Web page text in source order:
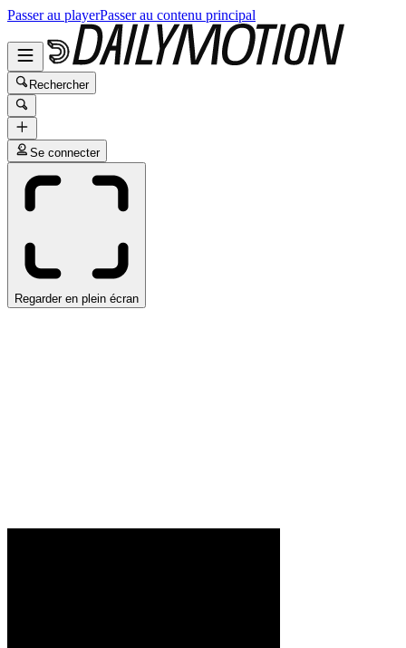
Passer au playerPasser au contenu principal
Rechercher
Se connecter
Regarder en plein écran